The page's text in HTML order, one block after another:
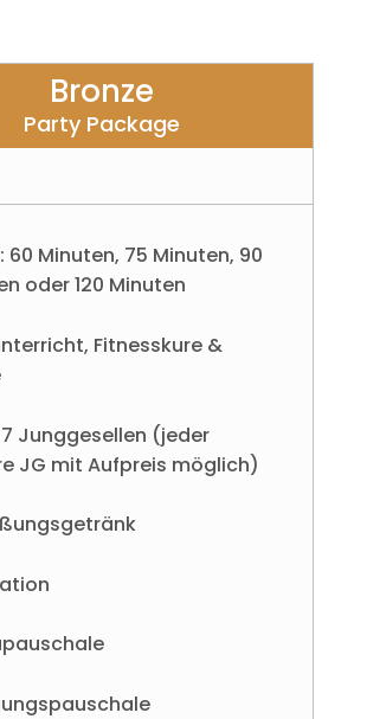
Bronze
Party Package
60 Minuten, 75 Minuten, 90
oder 120 Minuten
Fitnesskure &
7 Junggesellen (jeder
JG mit Aufpreis möglich)